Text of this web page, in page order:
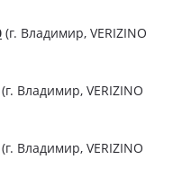
(г. Владимир, VERIZINO
(г. Владимир, VERIZINO
(г. Владимир, VERIZINO